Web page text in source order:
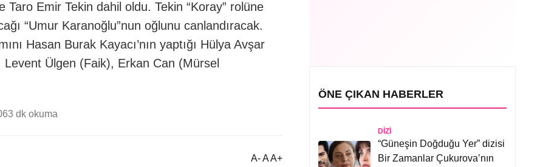
Taro Emir Tekin dahil oldu. Tekin “Koray” rolüne
“Umur Karanoğlu”nun oğlunu canlandıracak.
Hasan Burak Kayacı’nın yaptığı Hülya Avşar
Ülgen (Faik), Erkan Can (Mürsel
3 dk okuma
A- A A+
ÖNE ÇIKAN HABERLER
DIZI
“Güneşin Doğduğu Yer” dizisi
Bir Zamanlar Çukurova’nın